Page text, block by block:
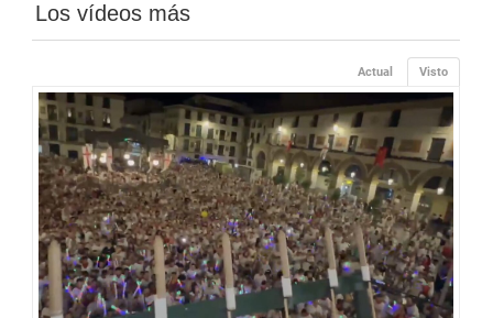
Los vídeos más
Visto
Actual